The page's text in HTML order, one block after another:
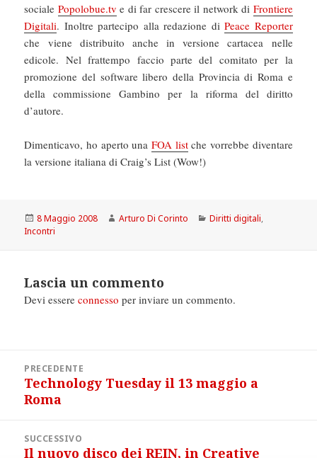
sociale Popolobue.tv e di far crescere il network di Frontiere
Digitali. Inoltre partecipo alla redazione diPeace Reporter
che viene distribuito anche in versione cartacea nelle
edicole. Nel frattempo faccio parte del comitato per la
promozione del software libero della Provincia di Roma e
della commissione Gambino per la riforma del diritto
d’autore.
Dimenticavo, ho aperto una FOA listche vorrebbe diventare
la versione italiana di Craig’s List (Wow!)
Scritto
il
8 Maggio 2008 Autore
Arturo Di Corinto Categorie
Diritti digitali,
Incontri
Lascia un commento
Devi essereconnesso per inviare un commento.
articoliPRECEDENTE
Articolo
precedente:
Technology Tuesday il 13 maggio a
Roma
SUCCESSIVO
Articolo
Il nuovo disco dei REIN, in Creative